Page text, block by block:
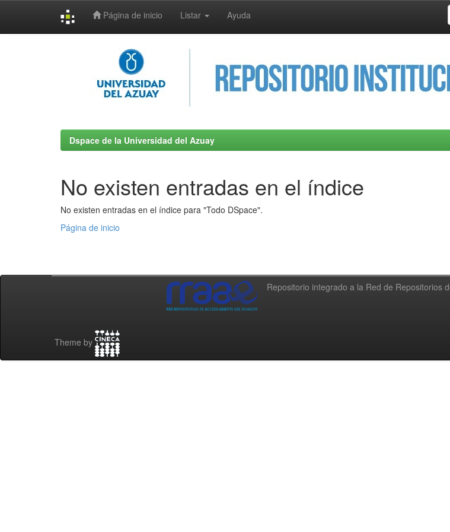
Página de inicio Listar Ayuda
Dspace de la Universidad del Azuay
No existen entradas en el índice
No existen entradas en el índice para "Todo DSpace".
Página de inicio
Repositorio integrado a la Red de Repositorios
Theme by